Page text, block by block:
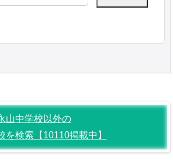
山中学校以外の
を検索【10110掲載中】